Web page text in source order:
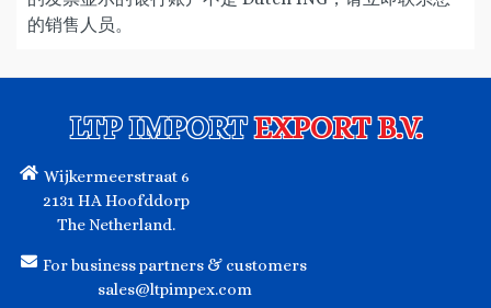
的销售人员。
LTP IMPORTEXPORT B.V.
Wijkermeerstraat 6
2131 HA Hoofddorp
The Netherland.
For business partners & customers
sales@ltpimpex.com